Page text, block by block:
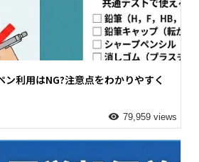
利用はNG?注意点をわかりやすく
79,959 views